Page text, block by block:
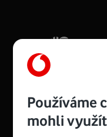
Více o COMPAL
Používáme
mohli